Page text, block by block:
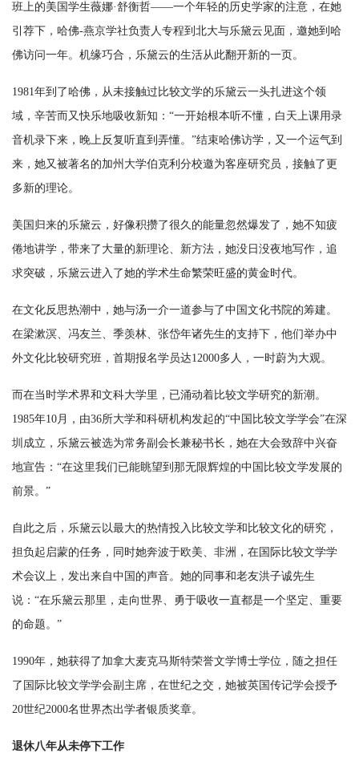
班上的美国学生薇娜·舒衡哲——一个年轻的历史学家的注意，在她
引荐下，哈佛-燕京学社负责人专程到北大与乐黛云见面，邀她到哈
佛访问一年。机缘巧合，乐黛云的生活从此翻开新的一页。
1981年到了哈佛，从未接触过比较文学的乐黛云一头扎进这个领
域，辛苦而又快乐地吸收新知：“一开始根本听不懂，白天上课用录
音机录下来，晚上反复听直到弄懂。”结束哈佛访学，又一个运气到
来，她又被著名的加州大学伯克利分校邀为客座研究员，接触了更
多新的理论。
美国归来的乐黛云，好像积攒了很久的能量忽然爆发了，她不知疲
倦地讲学，带来了大量的新理论、新方法，她没日没夜地写作，追
求突破，乐黛云进入了她的学术生命繁荣旺盛的黄金时代。
在文化反思热潮中，她与汤一介一道参与了中国文化书院的筹建。
在梁漱溟、冯友兰、季羡林、张岱年诸先生的支持下，他们举办中
外文化比较研究班，首期报名学员达12000多人，一时蔚为大观。
而在当时学术界和文科大学里，已涌动着比较文学研究的新潮。
1985年10月，由36所大学和科研机构发起的“中国比较文学学会”在深
圳成立，乐黛云被选为常务副会长兼秘书长，她在大会致辞中兴奋
地宣告：“在这里我们已能眺望到那无限辉煌的中国比较文学发展的
前景。”
自此之后，乐黛云以最大的热情投入比较文学和比较文化的研究，
担负起启蒙的任务，同时她奔波于欧美、非洲，在国际比较文学学
术会议上，发出来自中国的声音。她的同事和老友洪子诚先生
说：“在乐黛云那里，走向世界、勇于吸收一直都是一个坚定、重要
的命题。”
1990年，她获得了加拿大麦克马斯特荣誉文学博士学位，随之担任
了国际比较文学学会副主席，在世纪之交，她被英国传记学会授予
20世纪2000名世界杰出学者银质奖章。
退休八年从未停下工作